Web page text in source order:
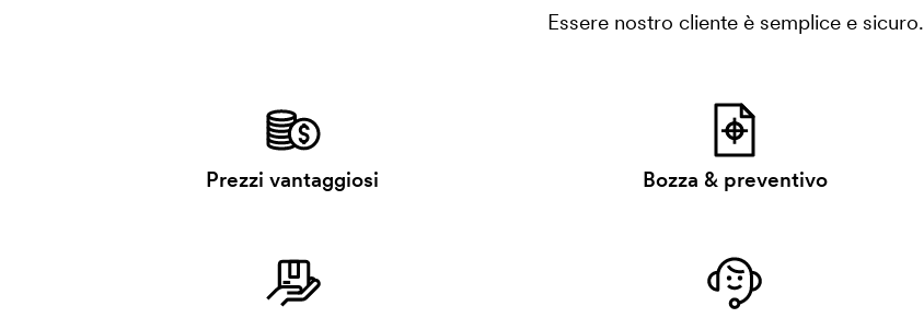
Essere nostro cliente è semplice e sicuro.
Prezzi vantaggiosi Bozza & preventivo